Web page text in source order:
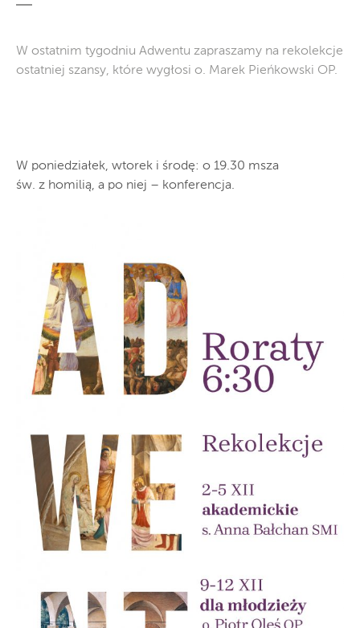
W ostatnim tygodniu Adwentu zapraszamy na rekolekcje
ostatniej szansy, które wygłosi o. Marek Pieńkowski OP.
W poniedziałek, wtorek i środę: o 19.30 msza
św. z homilią, a po niej – konferencja.